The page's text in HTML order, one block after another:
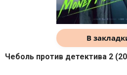
В
Чеболь против детектива 2